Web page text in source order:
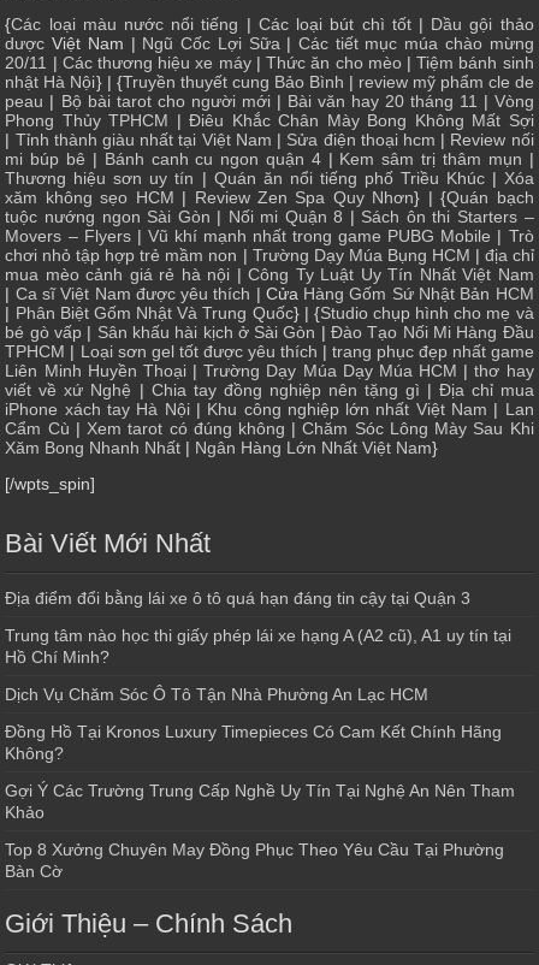
{Các loại màu nước nổi tiếng | Các loại bút chì tốt| Dầu gội thảo
dược Việt Nam | Ngũ Cốc Lợi Sữa| Các tiết mục múa chào mừng
20/11 | Các thương hiệu xe máy|Thức ăn cho mèo|Tiệm bánh sinh
nhật Hà Nội} | {Truyền thuyết cung Bảo Bình | review mỹ phẩm cle de
peau | Bộ bài tarot cho người mới| Bài văn hay 20 tháng 11 | Vòng
Phong Thủy TPHCM |Điêu Khắc Chân Mày Bong Không Mất Sợi
| Tỉnh thành giàu nhất tại Việt Nam | Sửa điện thoại hcm | Review nối
mi búp bê | Bánh canh cu ngon quận 4| Kem sâm trị thâm mụn |
Thương hiệu sơn uy tín | Quán ăn nổi tiếng phố Triều Khúc| Xóa
xăm không sẹo HCM | Review Zen Spa Quy Nhơn} | {Quán bạch
tuộc nướng ngon Sài Gòn | Nối mi Quận 8 | Sách ôn thi Starters –
Movers – Flyers| Vũ khí mạnh nhất trong game PUBG Mobile | Trò
chơi nhỏ tập hợp trẻ mầm non | Trường Dạy Múa Bụng HCM | địa chỉ
mua mèo cảnh giá rẻ hà nội |Công Ty Luật Uy Tín Nhất Việt Nam
| Ca sĩ Việt Nam được yêu thích | Cửa Hàng Gốm Sứ Nhật Bản HCM
| Phân Biệt Gốm Nhật Và Trung Quốc} | {Studio chụp hình cho mẹ và
bé gò vấp | Sân khấu hài kịch ở Sài Gòn |Đào Tạo Nối Mi Hàng Đầu
TPHCM | Loại sơn gel tốt được yêu thích | trang phục đẹp nhất game
Liên Minh Huyền Thoại|Trường Dạy Múa Dạy Múa HCM |thơ hay
viết về xứ Nghệ | Chia tay đồng nghiệp nên tặng gì | Địa chỉ mua
iPhone xách tay Hà Nội| Khu công nghiệp lớn nhất Việt Nam | Lan
Cẩm Cù |Xem tarot có đúng không |Chăm Sóc Lông Mày Sau Khi
Xăm Bong Nhanh Nhất | Ngân Hàng Lớn Nhất Việt Nam}
[/wpts_spin]
Bài Viết Mới Nhất
Địa điểm đổi bằng lái xe ô tô quá hạn đáng tin cậy tại Quận 3
Trung tâm nào học thi giấy phép lái xe hạng A (A2 cũ), A1 uy tín tại
Hồ Chí Minh?
Dịch Vụ Chăm Sóc Ô Tô Tận Nhà Phường An Lạc HCM
Đồng Hồ Tại Kronos Luxury Timepieces Có Cam Kết Chính Hãng
Không?
Gợi Ý Các Trường Trung Cấp Nghề Uy Tín Tại Nghệ An Nên Tham
Khảo
Top 8 Xưởng Chuyên May Đồng Phục Theo Yêu Cầu Tại Phường
Bàn Cờ
Giới Thiệu – Chính Sách